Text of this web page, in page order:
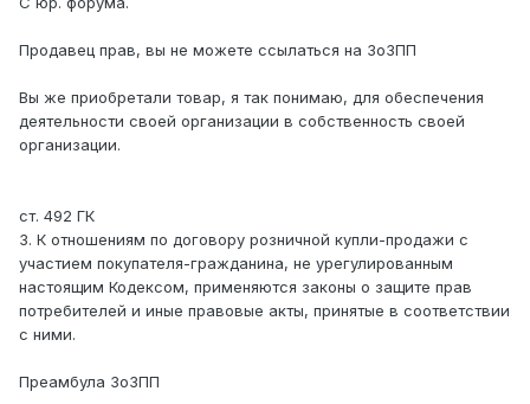
Продавец прав, вы не можете ссылаться на ЗоЗПП
Вы же приобретали товар, я так понимаю, для обеспечения
деятельности своей организации в собственность своей
организации.
ст. 492 ГК
3. К отношениям по договору розничной купли-продажи с
участием покупателя-гражданина, не урегулированным
настоящим Кодексом, применяются законы о защите прав
потребителей и иные правовые акты, принятые в соответствии
с ними.
Преамбула ЗоЗПП